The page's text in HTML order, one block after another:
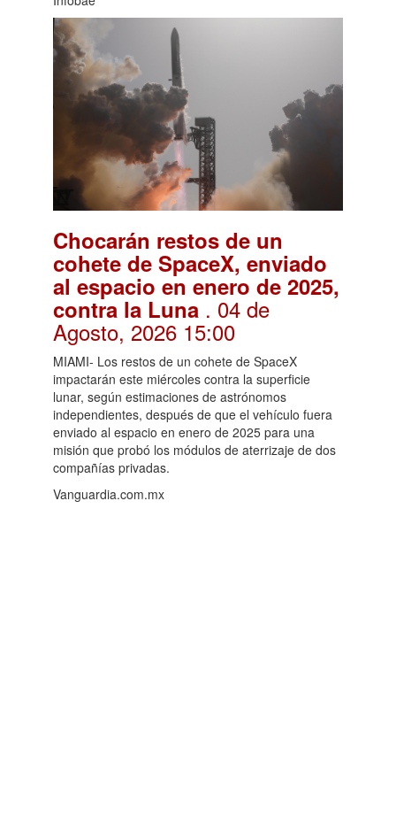
Chocarán restos de un
cohete de SpaceX, enviado
al espacio en enero de 2025,
contra la Luna . 04 de
Agosto, 2026 15:00
MIAMI- Los restos de un cohete de SpaceX
impactarán este miércoles contra la superficie
lunar, según estimaciones de astrónomos
independientes, después de que el vehículo fuera
enviado al espacio en enero de 2025 para una
misión que probó los módulos de aterrizaje de dos
compañías privadas.
Vanguardia.com.mx